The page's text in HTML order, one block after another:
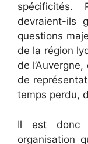
spécificités.
devraient-ils
questions
de la région
de
de
temps perdu,
Il est donc
organisation